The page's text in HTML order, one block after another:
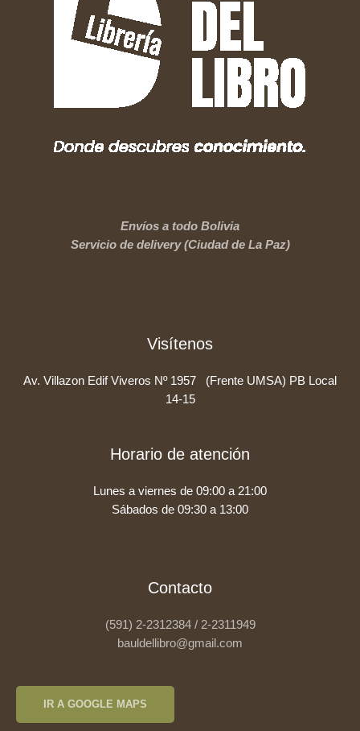
Envíos a todo Bolivia
Servicio de delivery (Ciudad de La Paz)
Visítenos
Av. Villazon Edif Viveros Nº 1957 (Frente UMSA) PB Local
14-15
Horario de atención
Lunes a viernes de 09:00 a 21:00
Sábados de 09:30 a 13:00
Contacto
(591) 2-2312384 / 2-2311949
bauldellibro@gmail.com
IR A GOOGLE MAPS